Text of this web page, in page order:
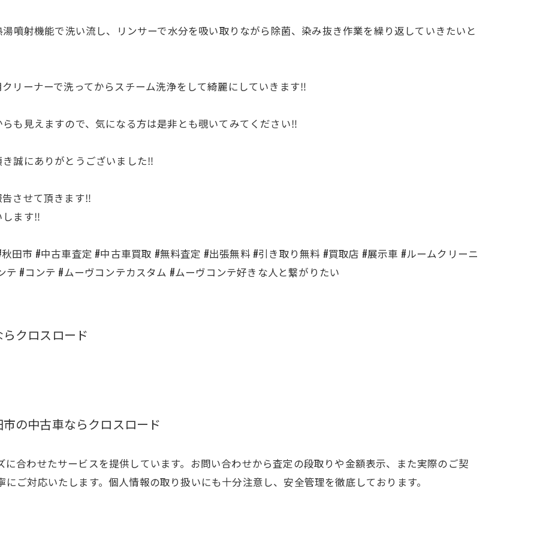
噴射機能で洗い流し、リンサーで水分を吸い取りながら除菌、染み抜き作業を繰り返していきたいと
リーナーで洗ってからスチーム洗浄をして綺麗にしていきます‼️
も見えますので、気になる方は是非とも覗いてみてください‼️
誠にありがとうございました‼️
させて頂きます‼️
ます‼️
田市 #中古車査定 #中古車買取 #無料査定 #出張無料 #引き取り無料 #買取店 #展示車 #ルームクリーニ
#コンテ #ムーヴコンテカスタム #ムーヴコンテ好きな人と繋がりたい
クロスロード
の中古車ならクロスロード
合わせたサービスを提供しています。お問い合わせから査定の段取りや金額表示、また実際のご契
ご対応いたします。個人情報の取り扱いにも十分注意し、安全管理を徹底しております。